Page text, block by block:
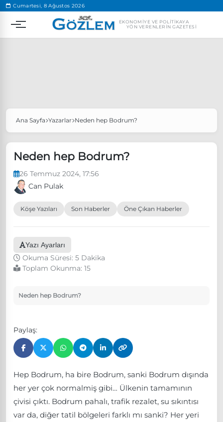
Cumartesi, 8 Ağustos 2026
EKONOMIYE VE POLITIKAYA
YÖN VERENLERIN GAZETESI
Popüler Aramalar
Özgür Özel, Ekrem İmamoğlu’nu ziyaret edecek
Ünlü çift bir etkinliğe daha katılmama kararı aldı
Ana Sayfa Yazarlar Neden hep Bodrum?
Neden hep Bodrum?
26 Temmuz 2024, 17:56
Can Pulak
Köşe Yazıları Son Haberler Öne Çıkan Haberler
Yazı Ayarları
Okuma Süresi: 5 Dakika
Toplam Okunma: 15
Neden hep Bodrum?
Paylaş:
Hep Bodrum, ha bire Bodrum, sanki Bodrum dışında
her yer çok normalmiş gibi… Ülkenin tamamının
çivisi çıktı. Bodrum pahalı, trafik rezalet, su sıkıntısı
var da, diğer tatil bölgeleri farklı mı sanki? Her yeri